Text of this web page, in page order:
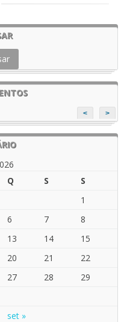
< >
Q S
S
1
6 7
8
13 14
15
20 21
22
27 28
29
set »